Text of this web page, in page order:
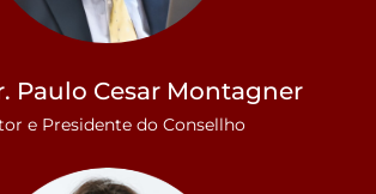
Paulo Cesar Montagner
e Presidente do Consellho